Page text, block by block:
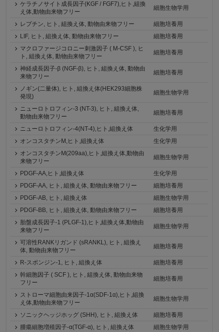
ケラチノサイト成長因子(KGF / FGF7),ヒト,組換
え体,動物由来物フリー
細胞生物学用
レプチン, ヒト, 組換え体, 動物由来物フリー
細胞培養用
LIF, ヒト, 組換え体, 動物由来物フリー
細胞培養用
マクロファージコロニー刺激因子 ( M-CSF ), ヒ
ト, 組換え体, 動物由来物フリー
細胞培養用
神経成長因子-β (NGF-β), ヒト, 組換え体, 動物由
来物フリー
細胞培養用
ノギン(二量体), ヒト, 組換え体(HEK293細胞株
発現)
細胞生物学用
ニューロトロフィン-3 (NT-3), ヒト, 組換え体,
動物由来物フリー
細胞培養用
ニューロトロフィン-4(NT-4),ヒト,組換え体
生化学用
オンコスタチンM,ヒト,組換え体
生化学用
オンコスタチンM(209aa),ヒト,組換え体,動物由
来物フリー
細胞生物学用
PDGF-AA,ヒト,組換え体
生化学用
PDGF-AA, ヒト, 組換え体, 動物由来物フリー
細胞培養用
PDGF-AB, ヒト, 組換え体
細胞生物学用
PDGF-BB, ヒト, 組換え体, 動物由来物フリー
細胞培養用
胎盤成長因子-1 (PLGF-1),ヒト,組換え体,動物由
来物フリー
細胞生物学用
可溶性RANKリガンド (sRANKL), ヒト, 組換え
体, 動物由来物フリー
細胞培養用
R-スポンジン-1, ヒト, 組換え体
細胞培養用
幹細胞因子 ( SCF ), ヒト, 組換え体, 動物由来物
フリー
細胞培養用
ストローマ細胞由来因子-1α(SDF-1α),ヒト,組換
え体,動物由来物フリー
細胞生物学用
ソニックヘッジホッグ (SHH), ヒト, 組換え体
細胞培養用
腫瘍細胞増殖因子-α(TGF-α), ヒト, 組換え体
細胞生物学用